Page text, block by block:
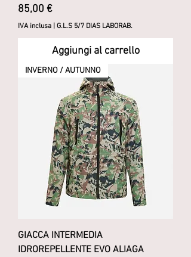
Prezzo
85,00 €
IVA inclusa G.L.S 5/7 DIAS LABORAB.
Aggiungi al carrello
INVERNO / AUTUNNO
GIACCA INTERMEDIA
IDROREPELLENTE EVO ALIAGA